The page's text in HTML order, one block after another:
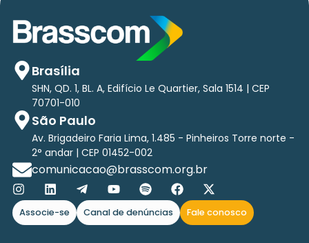
Brasília
SHN, QD. 1, BL. A, Edifício Le Quartier, Sala 1514 | CEP
70701-010
São Paulo
Av. Brigadeiro Faria Lima, 1.485 - Pinheiros Torre norte -
2° andar | CEP 01452-002
comunicacao@brasscom.org.br
Associe-se Canal de denúncias Fale conosco